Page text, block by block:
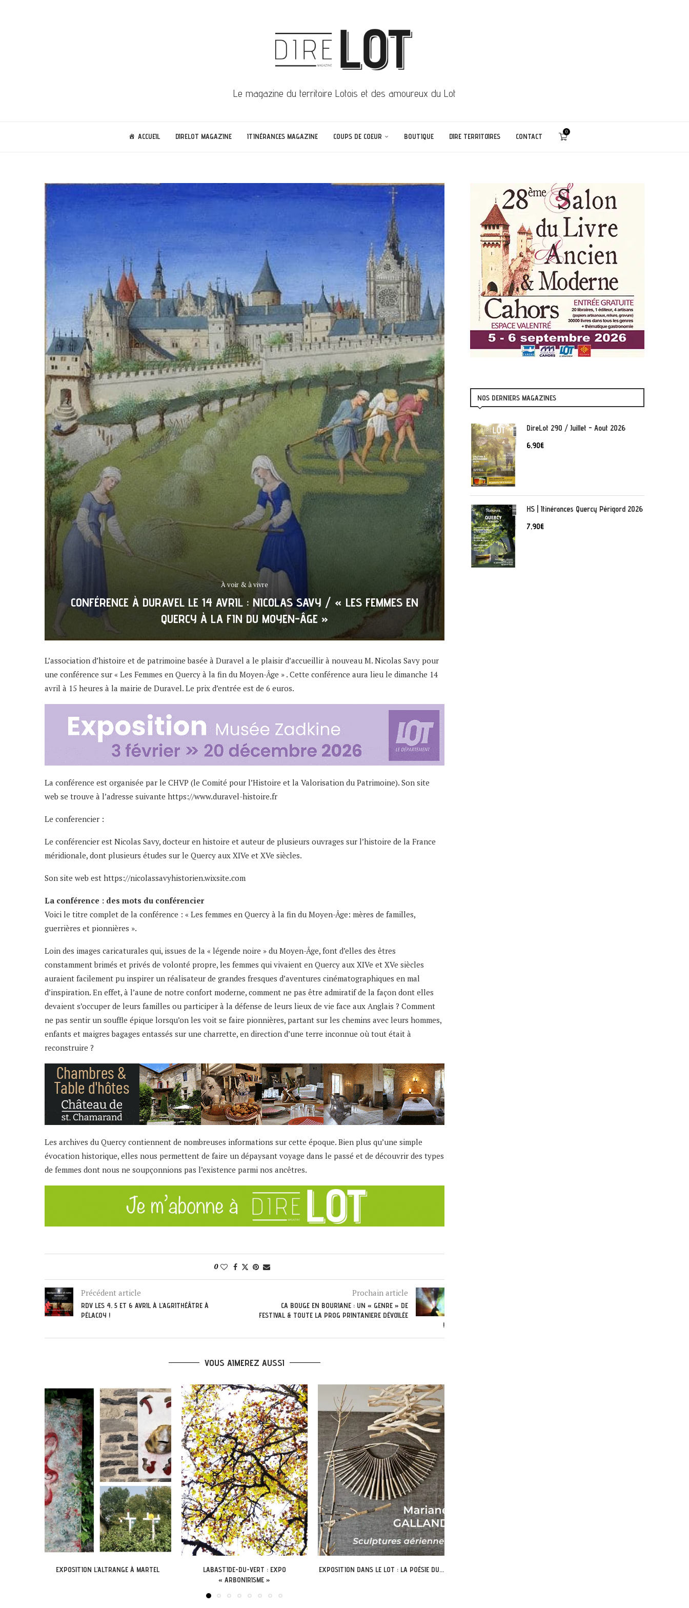
Le magazine du territoire Lotois et des amoureux du Lot
ACCUEIL DIRELOT MAGAZINE ITINÉRANCES MAGAZINE COUPS DE COEUR BOUTIQUE DIRE TERRITOIRES CONTACT
0
À voir & à vivre
CONFÉRENCE À DURAVEL LE 14 AVRIL : NICOLAS SAVY / « LES FEMMES EN
QUERCY À LA FIN DU MOYEN-ÂGE »
L’association d’histoire et de patrimoine basée à Duravel a le plaisir d’accueillir à nouveau M. Nicolas Savy pour
une conférence sur « Les Femmes en Quercy à la fin du Moyen-Âge » . Cette conférence aura lieu le dimanche 14
avril à 15 heures à la mairie de Duravel. Le prix d’entrée est de 6 euros.
La conférence est organisée par le CHVP (le Comité pour l’Histoire et la Valorisation du Patrimoine). Son site
web se trouve à l’adresse suivante https://www.duravel-histoire.fr
Le conferencier :
Le conférencier est Nicolas Savy, docteur en histoire et auteur de plusieurs ouvrages sur l’histoire de la France
méridionale, dont plusieurs études sur le Quercy aux XIVe et XVe siècles.
Son site web est https://nicolassavyhistorien.wixsite.com
La conférence : des mots du conférencier
Voici le titre complet de la conférence : « Les femmes en Quercy à la fin du Moyen-Âge: mères de familles,
guerrières et pionnières ».
Loin des images caricaturales qui, issues de la « légende noire » du Moyen-Âge, font d’elles des êtres
constamment brimés et privés de volonté propre, les femmes qui vivaient en Quercy aux XIVe et XVe siècles
auraient facilement pu inspirer un réalisateur de grandes fresques d’aventures cinématographiques en mal
d’inspiration. En effet, à l’aune de notre confort moderne, comment ne pas être admiratif de la façon dont elles
devaient s’occuper de leurs familles ou participer à la défense de leurs lieux de vie face aux Anglais ? Comment
ne pas sentir un souffle épique lorsqu’on les voit se faire pionnières, partant sur les chemins avec leurs hommes,
enfants et maigres bagages entassés sur une charrette, en direction d’une terre inconnue où tout était à
reconstruire ?
Les archives du Quercy contiennent de nombreuses informations sur cette époque. Bien plus qu’une simple
évocation historique, elles nous permettent de faire un dépaysant voyage dans le passé et de découvrir des types
de femmes dont nous ne soupçonnions pas l’existence parmi nos ancêtres.
0
Précédent article
RDV LES 4, 5 ET 6 AVRIL À L’AGRITHÉÂTRE À
PÉLACOY !
Prochain article
CA BOUGE EN BOURIANE : UN « GENRE » DE
FESTIVAL & TOUTE LA PROG PRINTANIERE DÉVOILÉE
!
VOUS AIMEREZ AUSSI
LABASTIDE-DU-VERT : EXPO
EXPOSITION DANS LE LOT : LA POÉSIE DU...
LÉOBARD – DÉCOUVREZ L’ABBAYE
NOS DERNIERS MAGAZINES
DireLot 290 / Juillet - Aout 2026
6,90€
HS | Itinérances Quercy Périgord 2026
7,90€